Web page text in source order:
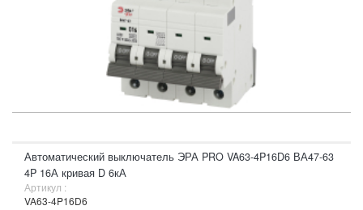
Автоматический выключатель ЭРА PRO VA63-4P16D6 ВА47-63
4P 16А кривая D 6кА
Артикул :
VA63-4P16D6